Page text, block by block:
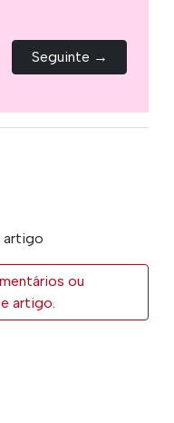
Seguinte →
artigo
ou
artigo.